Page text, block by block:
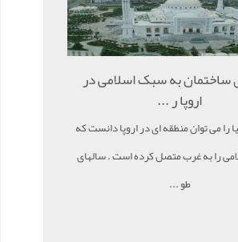
ساختمان به سبک اسلامی در
اروپا ر ...
را می توان منطقه ای در اروپا دانست که
را به غرب متصل کرده است . سالهای
طو ...